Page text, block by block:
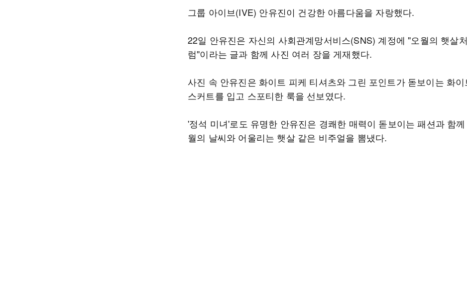
그룹 아이브(IVE) 안유진이 건강한 아름다움을 자랑했다.
22일 안유진은 자신의 사회관계망서비스(SNS) 계정에 "오월의 햇살처
럼"이라는 글과 함께 사진 여러 장을 게재했다.
사진 속 안유진은 화이트 피케 티셔츠와 그린 포인트가 돋보이는 화이
스커트를 입고 스포티한 룩을 선보였다.
'정석 미녀'로도 유명한 안유진은 경쾌한 매력이 돋보이는 패션과 함
월의 날씨와 어울리는 햇살 같은 비주얼을 뽐냈다.